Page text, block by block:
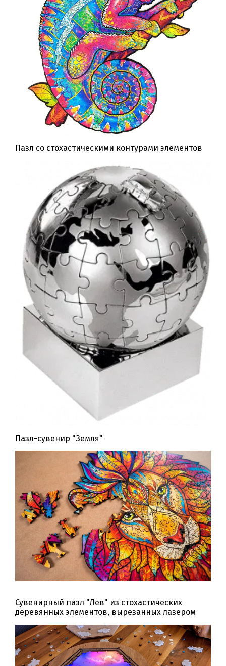
Пазл со стохастическими контурами элементов
Пазл-сувенир "Земля"
Сувенирный пазл "Лев" из стохастических
деревянных элементов, вырезанных лазером